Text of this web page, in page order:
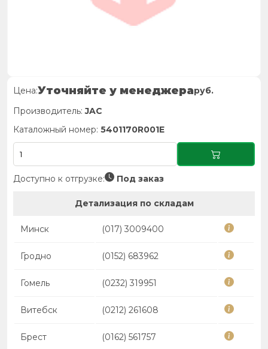
Цена:Уточняйте у менеджераруб.
Производитель:JAC
Каталожный номер: 5401170R001E
Доступно к отгрузке: Под заказ
Детализация по складам
Минск (017) 3009400
Гродно (0152) 683962
Гомель (0232) 319951
Витебск (0212) 261608
Брест (0162) 561757